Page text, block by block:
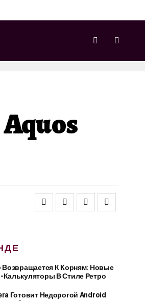
Возвращается К Корням: Новые
В Стиле Ретро
Готовит Недорогой Android